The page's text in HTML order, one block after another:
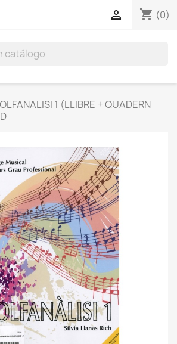
shopping_cart (0)

1 (LLIBRE + QUADERN